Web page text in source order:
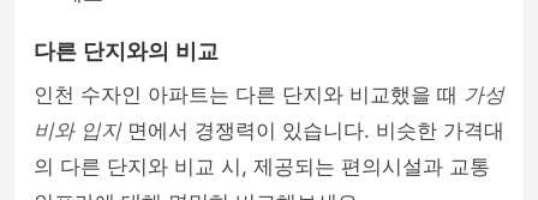
다른 단지와의 비교
인천 수자인 아파트는 다른 단지와 비교했을 때 가성
비와 입지면에서 경쟁력이 있습니다. 비슷한 가격대
의 다른 단지와 비교 시, 제공되는 편의시설과 교통